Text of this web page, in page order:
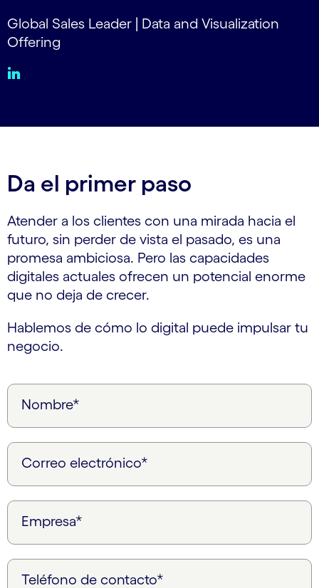
Global Sales Leader | Data and Visualization
Offering
Da el primer paso
Atender a los clientes con una mirada hacia el
futuro, sin perder de vista el pasado, es una
promesa ambiciosa. Pero las capacidades
digitales actuales ofrecen un potencial enorme
que no deja de crecer.
Hablemos de cómo lo digital puede impulsar tu
negocio.
Nombre*
Correo electrónico*
Empresa*
Teléfono de contacto*